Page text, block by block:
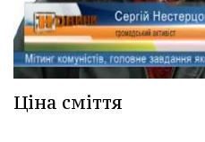
Ціна сміття